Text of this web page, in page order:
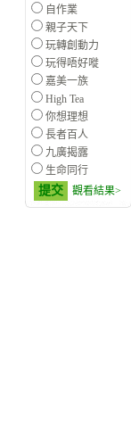
自作業
親子天下
玩轉創動力
玩得唔好嘥
嘉美一族
High Tea
你想理想
長者百人
九廣揭露
生命同行
提交 觀看結果>